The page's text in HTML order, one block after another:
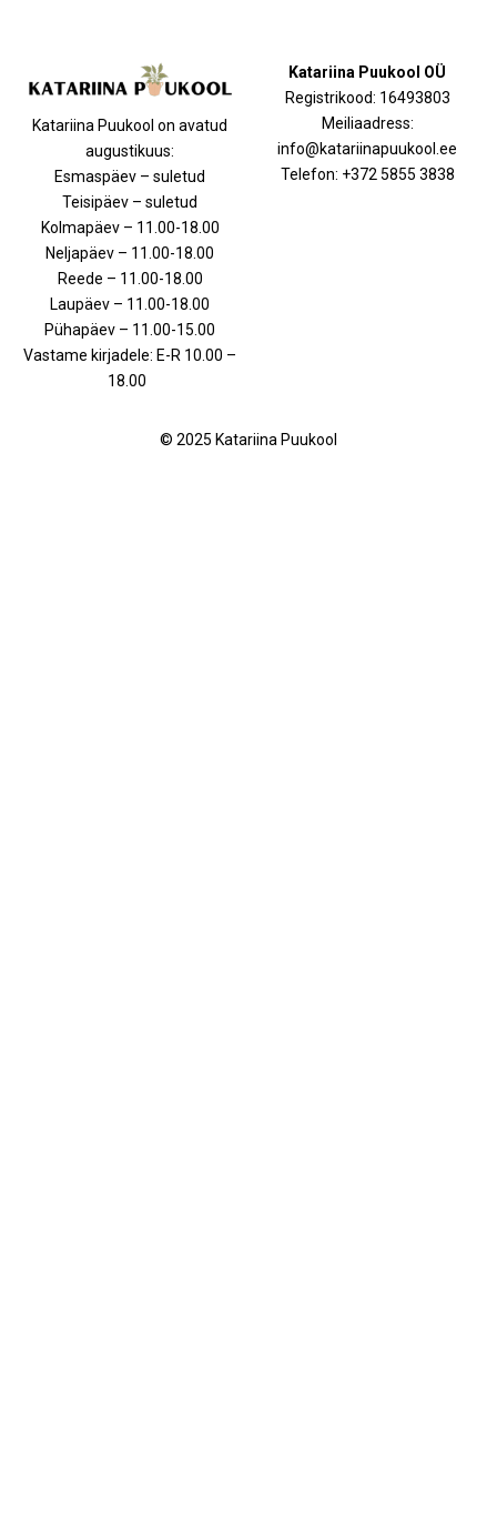
Katariina Puukool on avatud
augustikuus:
Esmaspäev – suletud
Teisipäev – suletud
Kolmapäev – 11.00-18.00
Neljapäev – 11.00-18.00
Reede – 11.00-18.00
Laupäev – 11.00-18.00
Pühapäev – 11.00-15.00
Vastame kirjadele: E-R 10.00 –
18.00
Katariina Puukool OÜ
Registrikood: 16493803
Meiliaadress:
info@katariinapuukool.ee
Telefon: +372 5855 3838
© 2025 Katariina Puukool